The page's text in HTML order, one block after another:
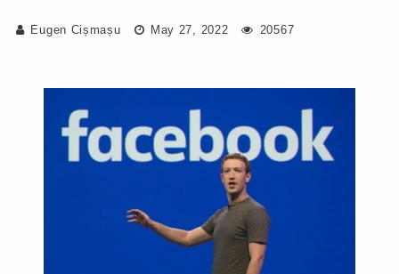
Eugen Cișmașu May 27, 2022 20567